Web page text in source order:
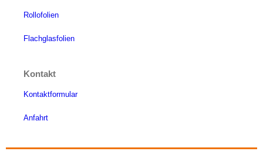
Rollofolien
Flachglasfolien
Kontakt
Kontaktformular
Anfahrt